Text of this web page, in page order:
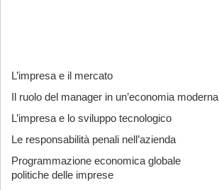
L’impresa e il mercato
Il ruolo del manager in un’economia moderna
L’impresa e lo sviluppo tecnologico
Le responsabilità penali nell’azienda
Programmazione economica globale
politiche delle imprese